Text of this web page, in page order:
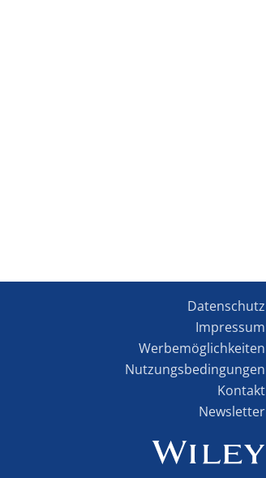
Datenschutz
Impressum
Werbemöglichkeiten
Nutzungsbedingungen
Kontakt
Newsletter